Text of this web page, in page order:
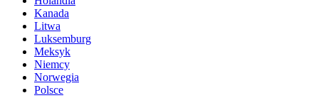
Kanada
Litwa
Luksemburg
Meksyk
Niemcy
Norwegia
Polsce